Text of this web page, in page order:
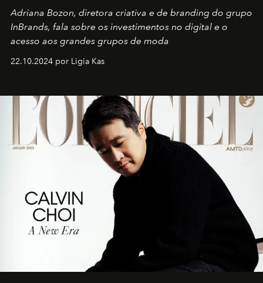
Adriana Bozon, diretora criativa e de branding do grupo
InBrands, fala sobre os investimentos no digital e o
acesso aos grandes grupos de moda
22.10.2024 por Ligia Kas